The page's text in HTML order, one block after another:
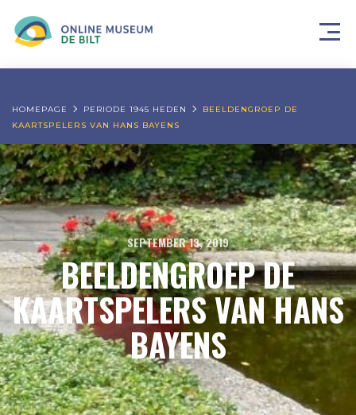
HOMEPAGE PERIODE 1945 HEDEN
BEELDENGROEP DE
KAARTSPELERS VAN HANS BAYENS
SEPTEMBER 13, 2019
BEELDENGROEP DE
KAARTSPELERS VAN HANS
BAYENS